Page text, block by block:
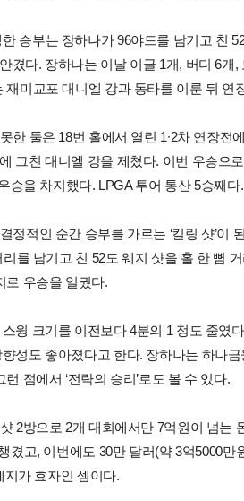
승부는 장하나가 96야드를 남기고 친
겼다. 장하나는 이날 이글 1개, 버디 6개
재미교포 대니엘 강과 동타를 이룬 뒤 연
한 둘은 18번 홀에서 열린 1∙2차 연장전
그친 대니엘 강을 제쳤다. 이번 우승으
승을 차지했다. LPGA 투어 통산 5승째다.
정적인 순간 승부를 가르는 ‘킬링 샷’이
를 남기고 친 52도 웨지 샷을 홀 한 뼘
로 우승을 일궜다.
윙 크기를 이전보다 4분의 1 정도 줄였
성도 좋아졌다고 한다. 장하나는 하나
점에서 ‘전략의 승리’로도 볼 수 있다.
2방으로 2개 대회에서만 7억원이 넘는
겼고, 이번에도 30만 달러(약 3억5000만
지가 효자인 셈이다.